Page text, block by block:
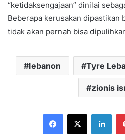
“ketidaksengajaan” dinilai
Beberapa kerusakan dipastikan
tidak akan pernah bisa
lebanon Tyre
zionis
Facebook
X